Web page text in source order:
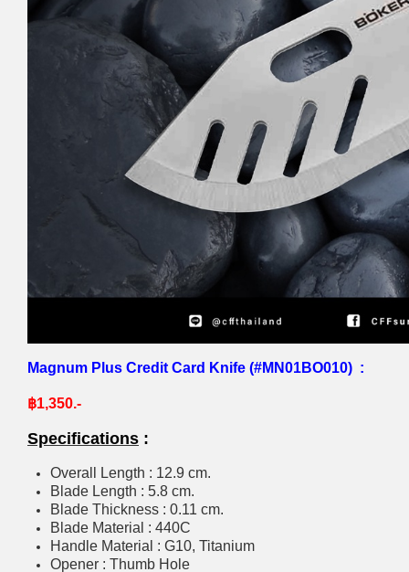
Magnum Plus Credit Card Knife (#MN01BO010) :
฿1,350.-
Specifications :
Overall Length : 12.9 cm.
Blade Length : 5.8 cm.
Blade Thickness : 0.11 cm.
Blade Material : 440C
Handle Material : G10, Titanium
Opener : Thumb Hole